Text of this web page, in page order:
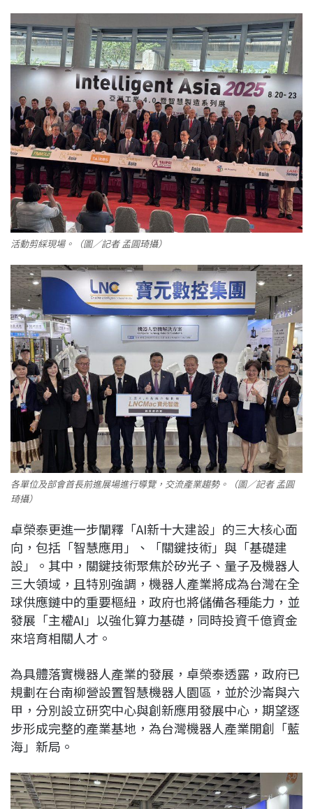
活動剪綵現場。（圖／記者 孟圓琦攝）
各單位及部會首長前進展場進行導覽，交流產業趨勢。（圖／記者 孟圓
琦攝）
卓榮泰更進一步闡釋「AI新十大建設」的三大核心面
向，包括「智慧應用」、「關鍵技術」與「基礎建
設」。其中，關鍵技術聚焦於矽光子、量子及機器人
三大領域，且特別強調，機器人產業將成為台灣在全
球供應鏈中的重要樞紐，政府也將儲備各種能力，並
發展「主權AI」以強化算力基礎，同時投資千億資金
來培育相關人才。
為具體落實機器人產業的發展，卓榮泰透露，政府已
規劃在台南柳營設置智慧機器人園區，並於沙崙與六
甲，分別設立研究中心與創新應用發展中心，期望逐
步形成完整的產業基地，為台灣機器人產業開創「藍
海」新局。